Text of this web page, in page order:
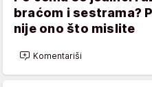
braćom i sestrama?
nije ono što mislite
Komentariši